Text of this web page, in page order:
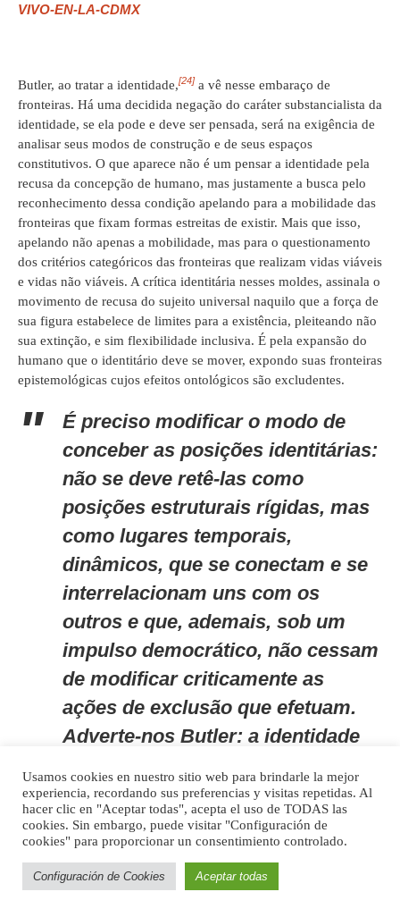
VIVO-EN-LA-CDMX
Butler, ao tratar a identidade,[24] a vê nesse embaraço de
fronteiras. Há uma decidida negação do caráter substancialista da
identidade, se ela pode e deve ser pensada, será na exigência de
analisar seus modos de construção e de seus espaços
constitutivos. O que aparece não é um pensar a identidade pela
recusa da concepção de humano, mas justamente a busca pelo
reconhecimento dessa condição apelando para a mobilidade das
fronteiras que fixam formas estreitas de existir. Mais que isso,
apelando não apenas a mobilidade, mas para o questionamento
dos critérios categóricos das fronteiras que realizam vidas viáveis
e vidas não viáveis. A crítica identitária nesses moldes, assinala o
movimento de recusa do sujeito universal naquilo que a força de
sua figura estabelece de limites para a existência, pleiteando não
sua extinção, e sim flexibilidade inclusiva. É pela expansão do
humano que o identitário deve se mover, expondo suas fronteiras
epistemológicas cujos efeitos ontológicos são excludentes.
É preciso modificar o modo de
conceber as posições identitárias:
não se deve retê-las como
posições estruturais rígidas, mas
como lugares temporais,
dinâmicos, que se conectam e se
interrelacionam uns com os
outros e que, ademais, sob um
impulso democrático, não cessam
de modificar criticamente as
ações de exclusão que efetuam.
Adverte-nos Butler: a identidade
série de exclusões, de atos de
crueldade; crueldade também
contra si mesma, ou contra si
mesmo, já é preciso mutilar
Usamos cookies en nuestro sitio web para brindarle la mejor
experiencia, recordando sus preferencias y visitas repetidas. Al
hacer clic en "Aceptar todas", acepta el uso de TODAS las
cookies. Sin embargo, puede visitar "Configuración de
cookies" para proporcionar un consentimiento controlado.
Configuración de Cookies Aceptar todas